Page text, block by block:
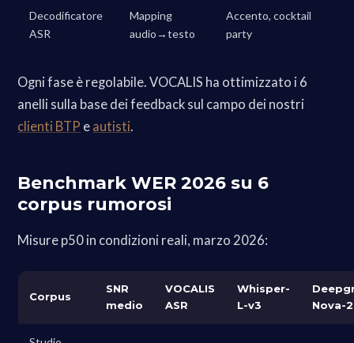
Decodificatore
ASR
Mapping
audio→testo
Accento, cocktail
party
Ogni fase è regolabile. VOCALIS ha ottimizzato i 6
anelli sulla base dei feedback sul campo dei nostri
clienti BTP e autisti.
Benchmark WER 2026 su 6
corpus rumorosi
Misure p50 in condizioni reali, marzo 2026:
Corpus
SNR
medio
VOCALIS
ASR
Whisper-
L-v3
Nova-2